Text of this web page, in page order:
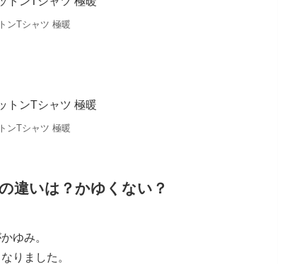
ンTシャツ 極暖
ンTシャツ 極暖
違いは？かゆくない？
ゆみ。
りました。